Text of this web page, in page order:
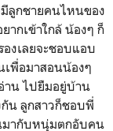
ลูกชายคนไหนของ
ากเข้าใกล้ น้องๆ ก็
งเลยจะชอบแอบ
พื่อมาสอนน้องๆ
าน ไปยืมอยู่บ้าน
น ลูกสาวก็ชอบพี่
มากับหนุ่มตกอับคน